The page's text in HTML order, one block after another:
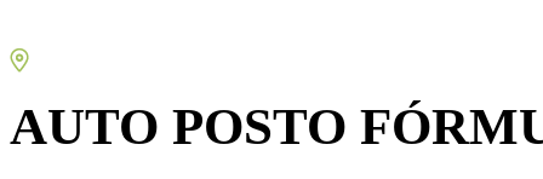
AUTO POSTO